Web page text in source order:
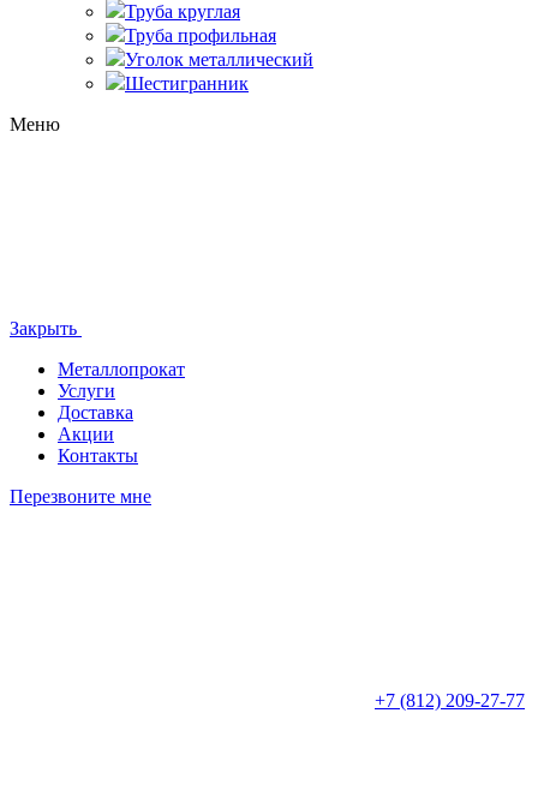
Труба круглая
Труба профильная
Уголок металлический
Шестигранник
Меню
Закрыть
Металлопрокат
Услуги
Доставка
Акции
Контакты
Перезвоните мне
+7 (812) 209-27-77